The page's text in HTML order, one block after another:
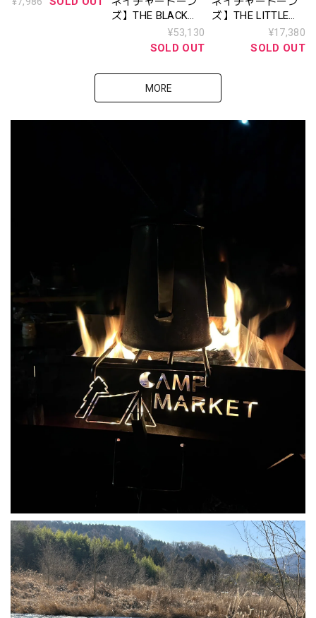
ズ】THE BLACK
BOX ブラックボッ
クス（本体＋SIDE
¥53,130
SOLD OUT
ズ】THE LITTLE
BREAK STAND -
CLASSIC- リトルブ
クラシック-（ジェ
¥17,380
SOLD OUT
MORE